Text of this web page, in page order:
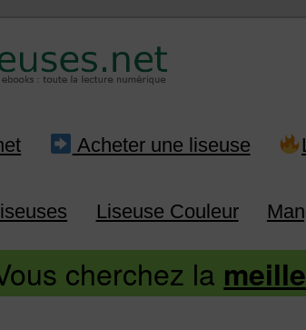
sur les liseuses
Acheter une liseuse
Liseuse Couleur
cherchez la